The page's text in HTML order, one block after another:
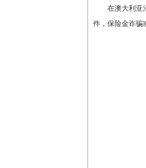
在澳大利亚沿
件，保险金诈骗